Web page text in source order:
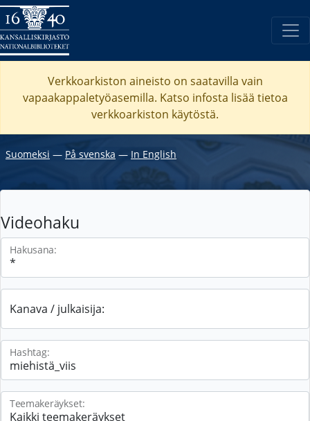
Verkkoarkiston aineisto on saatavilla vain
vapaakappaletyöasemilla. Katso infosta lisää tietoa
verkkoarkiston käytöstä.
Suomeksi ― På svenska ― In English
Videohaku
Hakusana:
Kanava / julkaisija:
Hashtag:
Teemakeräykset: